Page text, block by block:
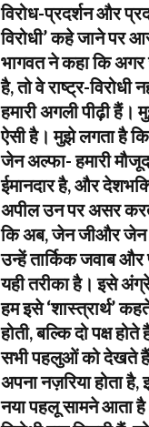
विरोध-प्रदर्शन और
विरोधी’ कहे जाने पर
भागवत ने कहा कि अगर
है, तो वे राष्ट्र-विरोधी
हमारी अगली पीढ़ी हैं।
ऐसी है। मुझे लगता है
जेन अल्फा- हमारी
ईमानदार है, और
अपील उन पर असर
कि अब, जेन जीऔर जेन
उन्हें तार्किक जवाब और
यही तरीका है। इसे
हम इसे ‘शास्त्रार्थ’
होती, बल्कि दो पक्ष होते
सभी पहलुओं को देखते
अपना नज़रिया होता
नया पहलू सामने आता